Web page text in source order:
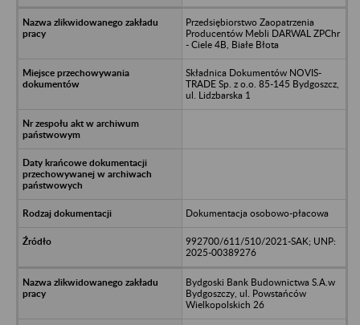
Przedsiębiorstwo Zaopatrzenia
Producentów Mebli DARWAL ZPChr
- Ciele 4B, Białe Błota
Składnica Dokumentów NOVIS-
TRADE Sp. z o.o. 85-145 Bydgoszcz,
ul. Lidzbarska 1
Dokumentacja osobowo-płacowa
992700/611/510/2021-SAK; UNP:
2025-00389276
Bydgoski Bank Budownictwa S.A.w
Bydgoszczy, ul. Powstańców
Wielkopolskich 26